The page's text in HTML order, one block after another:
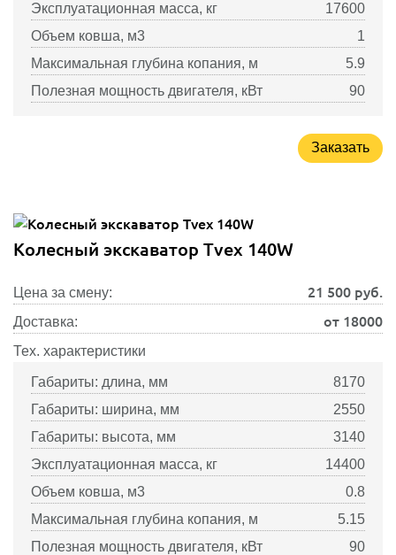
Эксплуатационная масса, кг
17600
Объем ковша, м3
1
Максимальная глубина копания, м
5.9
Полезная мощность двигателя, кВт
90
Заказать
Колесный экскаватор Tvex 140W
Цена за смену: 21 500 руб.
Доставка: от 18000
Тех. характеристики
Габариты: длина, мм
8170
Габариты: ширина, мм
2550
Габариты: высота, мм
3140
Эксплуатационная масса, кг
14400
Объем ковша, м3
0.8
Максимальная глубина копания, м
5.15
Полезная мощность двигателя, кВт
90